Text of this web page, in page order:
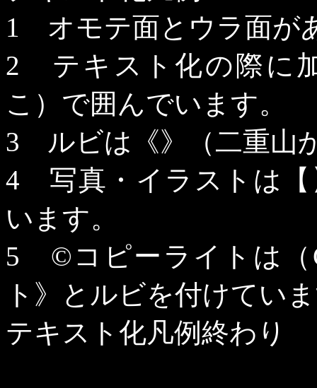
1 オモテ面とウラ面が
2 テキスト化の際に
こ）で囲んでいます。
3 ルビは《》（二重山
4 写真・イラストは【
います。
5
© コピーライトは（
ト》とルビを付けてい
テキスト化凡例終わり